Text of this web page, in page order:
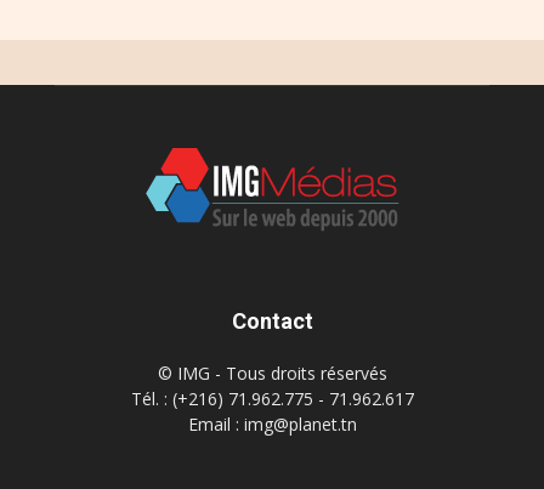
Contact
© IMG - Tous droits réservés
Tél. : (+216) 71.962.775 - 71.962.617
Email : img@planet.tn